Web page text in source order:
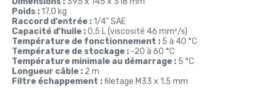
Poids :17,0 kg
Raccord d’entrée :1/4" SAE
Capacité d’huile :0,5 L (viscosité 46 mm²/s)
Température de fonctionnement : 5 à 40 °C
Température de stockage : -20 à 60 °C
Température minimale au démarrage : 5 °C
Longueur câble : 2 m
Filtre échappement :filetage M33 x 1,5 mm